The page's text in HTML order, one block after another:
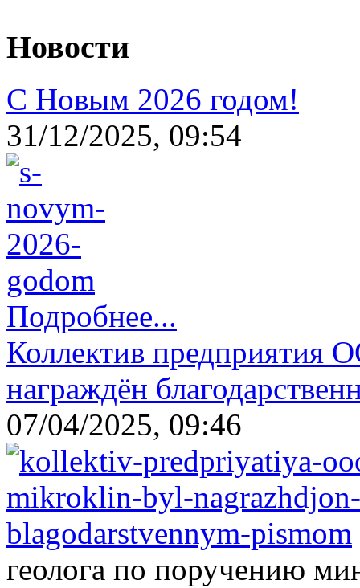
Новости
С Новым 2026 годом!
31/12/2025, 09:54
Подробнее...
Коллектив
награждён
07/04/2025, 09:46
геолога по поручению